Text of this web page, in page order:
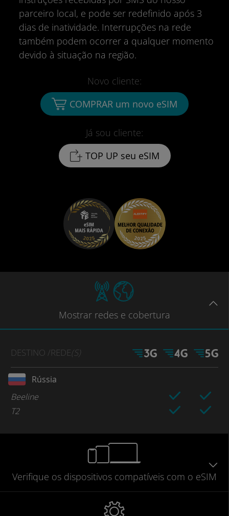
parceiro local, e pode ser redefinido após 3
dias de inatividade. Interrupções na rede
também podem ocorrer a qualquer momento
devido à situação na região.
Já sou cliente:
TOP UP seu eSIM
Novo cliente:
COMPRAR um novo eSIM
Mostrar redes e cobertura
DESTINO /REDE(S)
Rússia
Beeline
T2
Verifique os dispositivos compatíveis com o eSIM